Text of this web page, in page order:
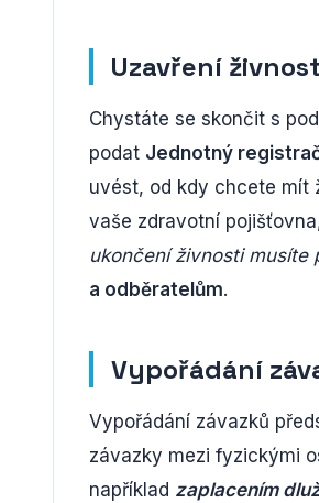
Uzavření
Chystáte se skončit s
podat Jednotný
uvést, od kdy chcete mít
vaše zdravotní
ukončení živnosti musíte
a odběratelům.
Vypořádání
Vypořádání závazků
závazky mezi fyzickými
například zaplacením